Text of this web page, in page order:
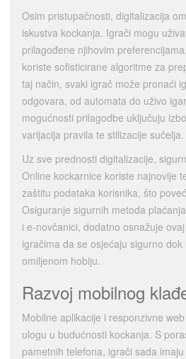
Osim pristupačnosti, digitalizacija
iskustva kockanja. Igrači mogu
prilagođene njihovim
koriste sofisticirane algoritme za
taj način, svaki igrač može pronaći
odgovara, od automata do uživo
mogućnosti prilagodbe uključuju
varijacija pravila te stilizacije sučelja.
Uz sve prednosti digitalizacije,
Online kockarnice koriste najnovije
zaštitu podataka korisnika, što
Osiguranje sigurnih metoda
i e-novčanici, dodatno osnažuje
igračima da se osjećaju sigurno dok
omiljenom hobiju.
Razvoj mobilnog
Mobilne aplikacije i responzivne
ulogu u budućnosti kockanja. S
pametnih telefona, igrači sada